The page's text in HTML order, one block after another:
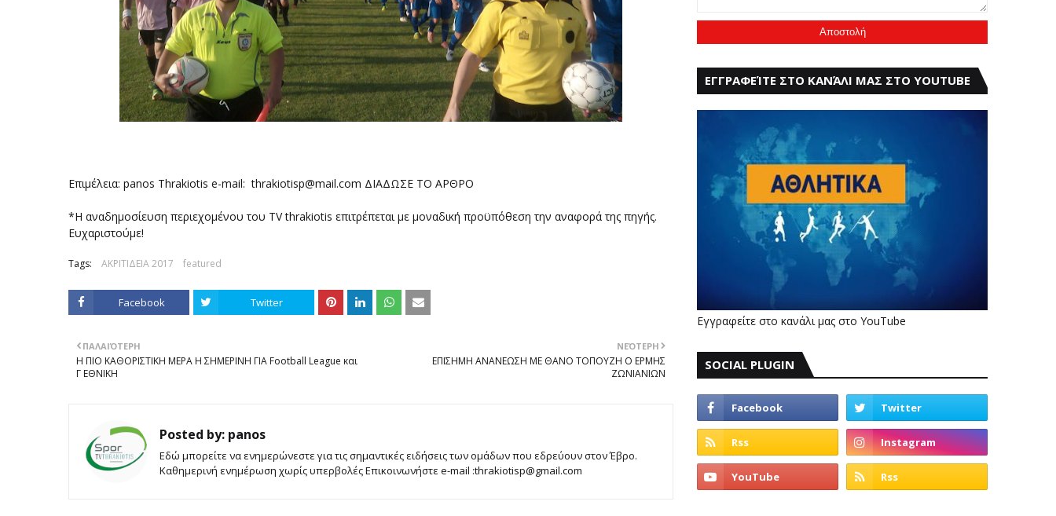
Επιμέλεια: panos Thrakiotis e-mail: thrakiotisp@mail.com ΔΙΑΔΩΣΕ ΤΟ ΑΡΘΡΟ
*Η αναδημοσίευση περιεχομένου του TV thrakiotis επιτρέπεται με μοναδική προϋπόθεση την αναφορά της πηγής.
Ευχαριστούμε!
Tags: ΑΚΡΙΤΙΔΕΙΑ 2017 featured
Facebook Twitter
ΝΕΌΤΕΡΗ
ΕΠΙΣΗΜΗ ΑΝΑΝΕΩΣΗ ΜΕ ΘΑΝΟ ΤΟΠΟΥΖΗ Ο ΕΡΜΗΣ
ΖΩΝΙΑΝΙΩΝ
ΠΑΛΑΙΌΤΕΡΗ
Η ΠΙΟ ΚΑΘΟΡΙΣΤΙΚΗ ΜΕΡΑ Η ΣΗΜΕΡΙΝΗ ΓΙΑ Football League και
Γ ΕΘΝΙΚΗ
Posted by: panos
Εδώ μπορείτε να ενημερώνεστε για τις σημαντικές ειδήσεις των ομάδων που εδρεύουν στον Έβρο.
Καθημερινή ενημέρωση χωρίς υπερβολές Επικοινωνήστε e-mail :thrakiotisp@gmail.com
ΕΓΓΡΑΦΕΊΤΕ ΣΤΟ ΚΑΝΆΛΙ ΜΑΣ ΣΤΟ YOUTUBE
Εγγραφείτε στο κανάλι μας στο YouTube
SOCIAL PLUGIN